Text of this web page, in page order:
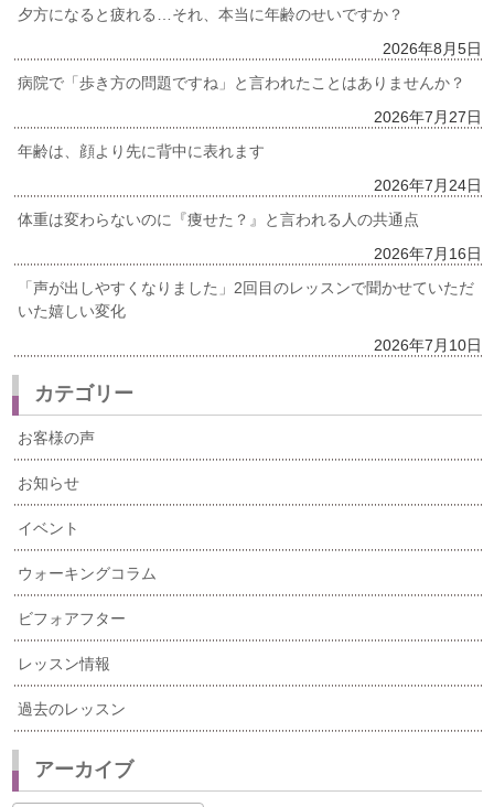
夕方になると疲れる…それ、本当に年齢のせいですか？
2026年8月5日
病院で「歩き方の問題ですね」と言われたことはありませんか？
2026年7月27日
年齢は、顔より先に背中に表れます
2026年7月24日
体重は変わらないのに『痩せた？』と言われる人の共通点
2026年7月16日
「声が出しやすくなりました」2回目のレッスンで聞かせていただ
いた嬉しい変化
2026年7月10日
カテゴリー
お客様の声
お知らせ
イベント
ウォーキングコラム
ビフォアフター
レッスン情報
過去のレッスン
アーカイブ